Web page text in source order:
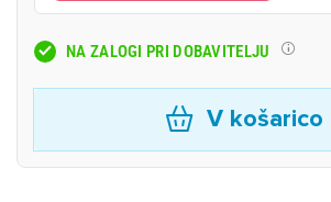
NA ZALOGI PRI DOBAVITELJU
V košarico